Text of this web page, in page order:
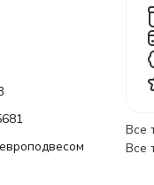
Все
Все